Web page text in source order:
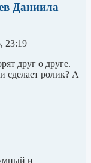
Даниила
23:19
друг о друге.
сделает ролик? А
и